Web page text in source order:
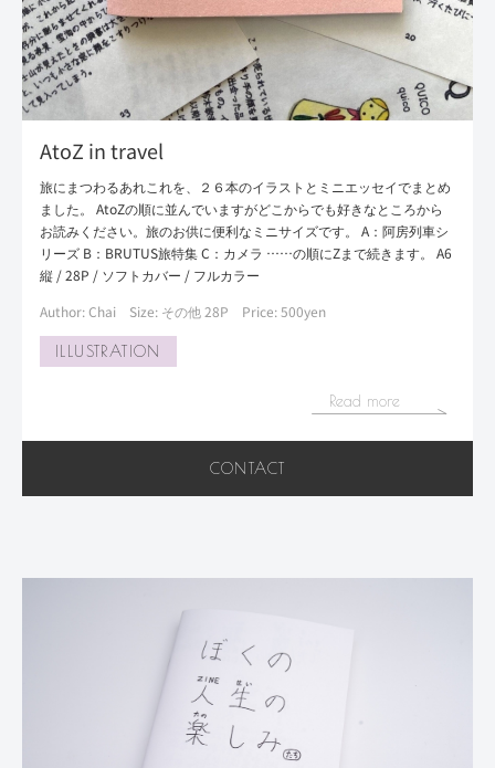
AtoZ in travel
旅にまつわるあれこれを、２６本のイラストとミニエッセイでまとめ
ました。 AtoZの順に並んでいますがどこからでも好きなところから
お読みください。旅のお供に便利なミニサイズです。 A：阿房列車シ
リーズ B：BRUTUS旅特集 C：カメラ ……の順にZまで続きます。 A6
縦 / 28P / ソフトカバー / フルカラー
Author: Chai
Size: その他 28P Price: 500yen
ILLUSTRATION
Read more
CONTACT